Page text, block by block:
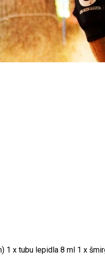
1 x tubu lepidla 8 ml 1 x